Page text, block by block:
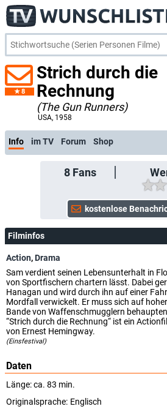
8
Strich durch die
Rechnung
(The Gun Runners)
USA, 1958
Info im TV Forum Shop
8Fans
Filminfos
Action,Drama
Sam verdient seinen Lebensunterhalt in
von Sportfischern chartern lässt. Dabei
Hanagan und wird durch ihn auf einer
Mordfall verwickelt. Er muss sich auf
Bande von Waffenschmugglern
“Strich durch die Rechnung“ ist ein
von Ernest Hemingway.
(Einsfestival)
Daten
Länge: ca. 83 min.
Originalsprache: Englisch